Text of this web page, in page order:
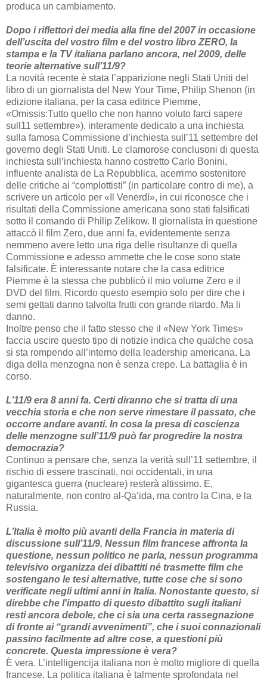
produca un cambiamento.
Dopo i riflettori dei media alla fine del 2007 in occasione
dell’uscita del vostro film e del vostro libro ZERO, la
stampa e la TV italiana parlano ancora, nel 2009, delle
teorie alternative sull’11/9?
La novità recente è stata l’apparizione negli Stati Uniti del
libro di un giornalista del New Your Time, Philip Shenon (in
edizione italiana, per la casa editrice Piemme,
«Omissis:Tutto quello che non hanno voluto farci sapere
sull11 settembre»), interamente dedicato a una inchiesta
sulla famosa Commissione d’inchiesta sull’11 settembre del
governo degli Stati Uniti. Le clamorose conclusoni di questa
inchiesta sull’inchiesta hanno costretto Carlo Bonini,
influente analista de La Repubblica, acerrimo sostenitore
delle critiche ai “complottisti” (in particolare contro di me), a
scrivere un articolo per «Il Venerdì», in cui riconosce che i
risultati della Commissione americana sono stati falsificati
sotto il comando di Philip Zelikow. Il giornalista in questione
attaccò il film Zero, due anni fa, evidentemente senza
nemmeno avere letto una riga delle risultanze di quella
Commissione e adesso ammette che le cose sono state
falsificate. È interessante notare che la casa editrice
Piemme è la stessa che pubblicò il mio volume Zero e il
DVD del film. Ricordo questo esempio solo per dire che i
semi gettati danno talvolta frutti con grande ritardo. Ma li
danno.
Inoltre penso che il fatto stesso che il «New York Times»
faccia uscire questo tipo di notizie indica che qualche cosa
si sta rompendo all’interno della leadership americana. La
diga della menzogna non è senza crepe. La battaglia è in
corso.
L’11/9 era 8 anni fa. Certi diranno che si tratta di una
vecchia storia e che non serve rimestare il passato, che
occorre andare avanti. In cosa la presa di coscienza
delle menzogne sull’11/9 può far progredire la nostra
democrazia?
Continuo a pensare che, senza la verità sull’11 settembre, il
rischio di essere trascinati, noi occidentali, in una
gigantesca guerra (nucleare) resterà altissimo. E,
naturalmente, non contro al-Qa‘ida, ma contro la Cina, e la
Russia.
L’Italia è molto più avanti della Francia in materia di
discussione sull’11/9. Nessun film francese affronta la
questione, nessun politico ne parla, nessun programma
televisivo organizza dei dibattiti né trasmette film che
sostengano le tesi alternative, tutte cose che si sono
verificate negli ultimi anni in Italia. Nonostante questo, si
direbbe che l'impatto di questo dibattito sugli italiani
resti ancora debole, che ci sia una certa rassegnazione
di fronte ai “grandi avvenimenti”, che i suoi connazionali
passino facilmente ad altre cose, a questioni più
concrete. Questa impressione è vera?
È vera. L’intelligencija italiana non è molto migliore di quella
francese. La politica italiana è talmente sprofondata nel